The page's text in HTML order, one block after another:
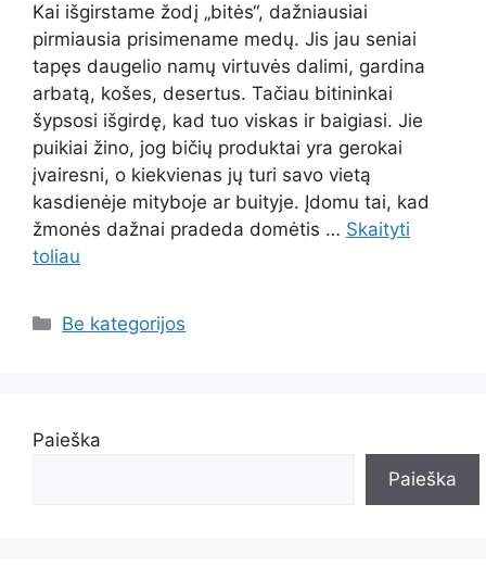
Kai išgirstame žodį „bitės“, dažniausiai
pirmiausia prisimename medų. Jis jau seniai
tapęs daugelio namų virtuvės dalimi, gardina
arbatą, košes, desertus. Tačiau bitininkai
šypsosi išgirdę, kad tuo viskas ir baigiasi. Jie
puikiai žino, jog bičių produktai yra gerokai
įvairesni, o kiekvienas jų turi savo vietą
kasdienėje mityboje ar buityje. Įdomu tai, kad
žmonės dažnai pradeda domėtis … Skaityti
toliau
Kategorijos
Be kategorijos
Paieška
Paieška